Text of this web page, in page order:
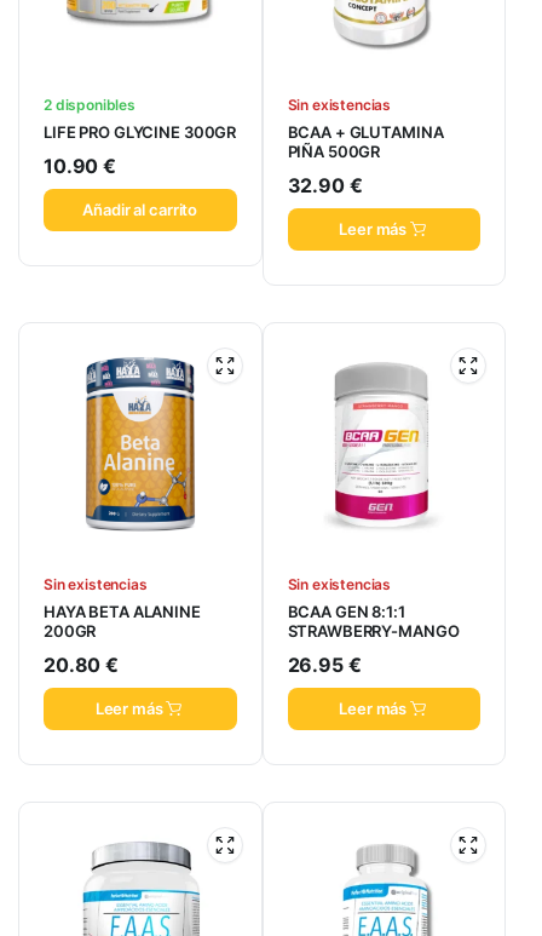
2 disponibles
LIFE PRO GLYCINE 300GR
10.90€
Añadir al carrito
Sin existencias
BCAA + GLUTAMINA
PIÑA 500GR
32.90 €
Leer más
Sin existencias
HAYA BETA ALANINE
200GR
20.80€
Leer más
Sin existencias
BCAA GEN 8:1:1
STRAWBERRY-MANGO
26.95 €
Leer más